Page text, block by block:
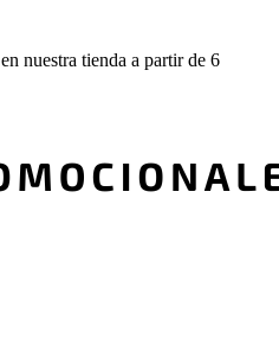
en nuestra tienda a partir de 6